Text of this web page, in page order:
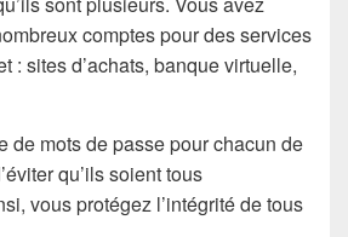
comptes pour des services
: sites d’achats, banque virtuelle,
de mots de passe pour chacun de
qu’ils soient tous
vous protégez l’intégrité de tous